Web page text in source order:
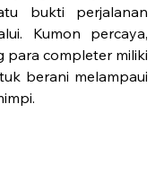
bukti perjalanan
Kumon percaya,
para completer miliki
berani melampaui